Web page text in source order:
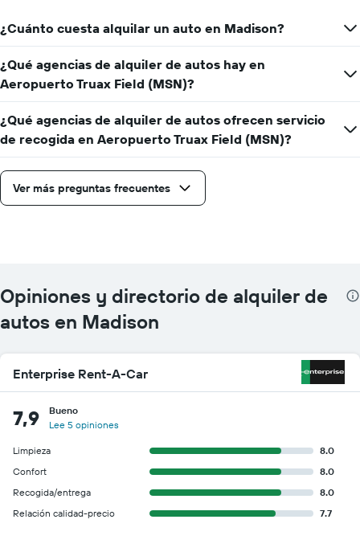
¿Cuánto cuesta alquilar un auto en Madison?
¿Qué agencias de alquiler de autos hay en
Aeropuerto Truax Field (MSN)?
¿Qué agencias de alquiler de autos ofrecen servicio
de recogida en Aeropuerto Truax Field (MSN)?
Ver más preguntas frecuentes
Opiniones y directorio de alquiler de
autos en Madison
Enterprise Rent-A-Car
7,9
Bueno
Lee 5 opiniones
Limpieza
8.0
Confort
8.0
Recogida/entrega
8.0
Relación calidad-precio
7.7